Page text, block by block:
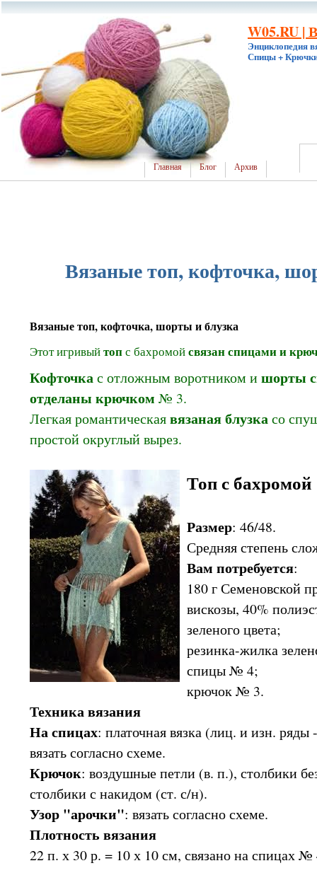
W05.RU |
Энциклопедия
Спицы +
Главная Блог Архив
Вязаные топ, кофточка,
Вязаные топ, кофточка, шорты и блузка
Этот игривыйтопс бахромойсвязан спицами и
Кофточкас отложным воротником ишорты
отделаны крючком № 3.
Легкая романтическаявязаная блузкасо
простой округлый вырез.
Топ с бахромой
Размер: 46/48.
Средняя степень
Вам потребуется:
180 г
вискозы, 40%
зеленого цвета;
резинка-жилка
спицы № 4;
крючок № 3.
Техника вязания
На спицах: платочная вязка (лиц. и изн.
вязать согласно схеме.
Крючок: воздушные петли (в. п.), столбики
столбики с накидом (ст. с/н).
Узор "арочки": вязать согласно схеме.
Плотность вязания
22 п. х 30 р. = 10 х 10 см, связано на спицах